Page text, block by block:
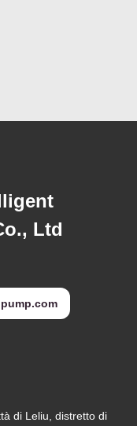
Ltd
di Leliu, distretto di